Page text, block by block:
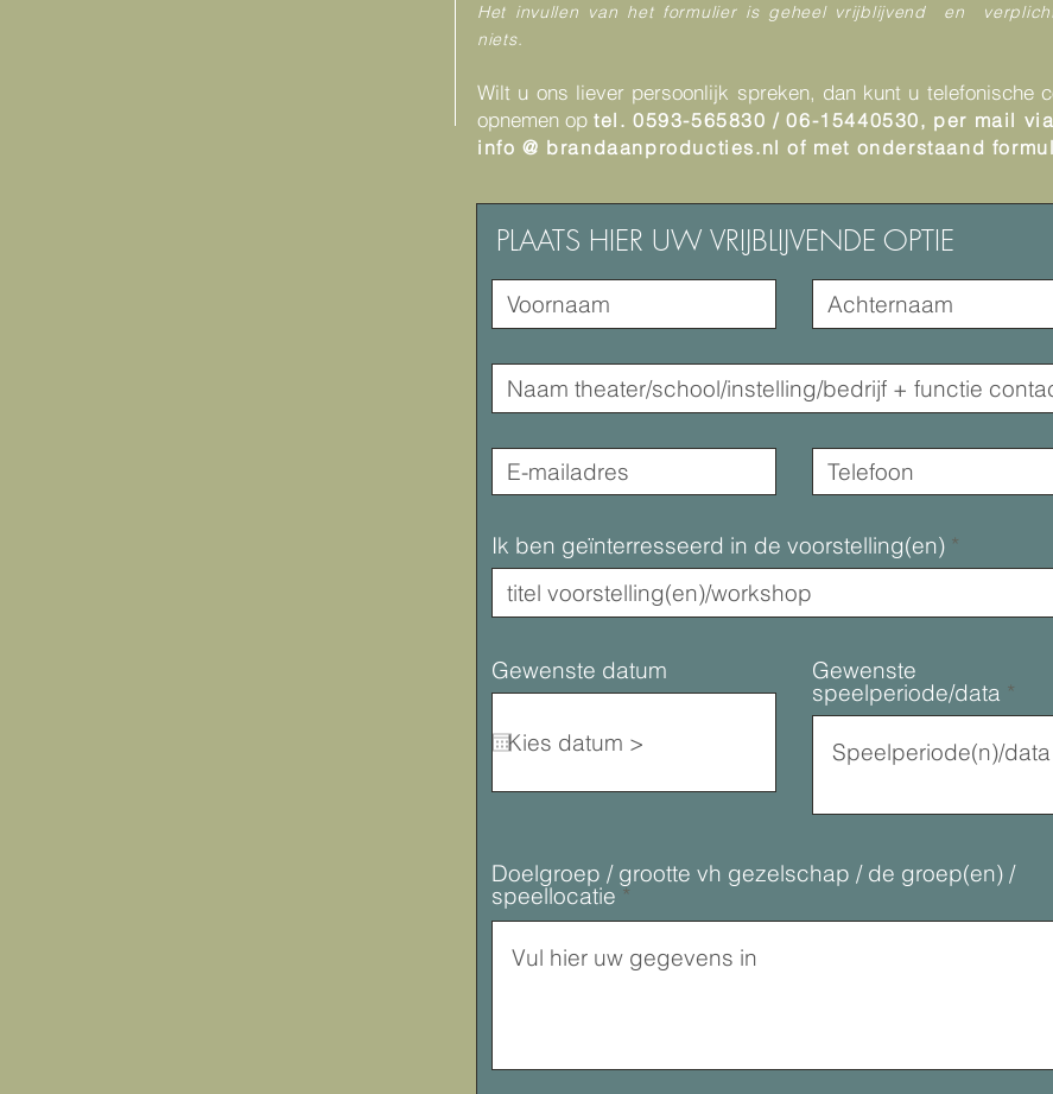
Het invullen van het formulier is geheel vrijblijvend en
niets.
Wilt u ons liever persoonlijk spreken, dan kunt u telefonische
opnemen op tel. 0593-565830 / 06-15440530, per mail via
info @ brandaanproducties.nl of met onderstaand
PLAATS HIER UW VRIJBLIJVENDE OPTIE
Ik ben geïnterresseerd in de voorstelling(en)
Gewenste datum Gewenste
speelperiode/data
Doelgroep / grootte vh gezelschap / de groep(en) /
speellocatie